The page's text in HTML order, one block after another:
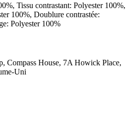
Tissu contrastant: Polyester 100%,
100%, Doublure contrastée:
Polyester 100%
Compass House, 7A Howick Place,
Uni